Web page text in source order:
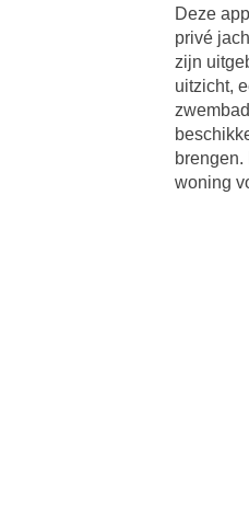
Deze
privé
zijn
uitzicht,
woning